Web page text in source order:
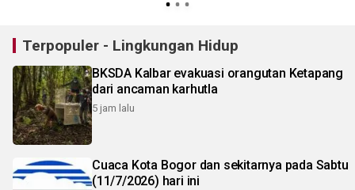
Terpopuler - Lingkungan Hidup
BKSDA Kalbar evakuasi orangutan Ketapang
dari ancaman karhutla
5 jam lalu
Cuaca Kota Bogor dan sekitarnya pada Sabtu
(11/7/2026) hari ini